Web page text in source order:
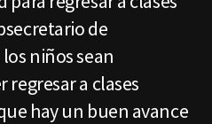
de
niños sean
regresar a clases
hay un buen avance